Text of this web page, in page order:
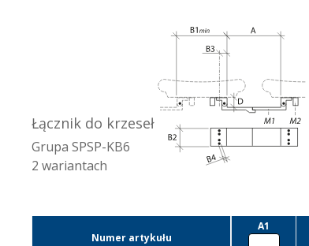
Łącznik do krzeseł
Grupa SPSP-KB6
2 wariantach
Numer artykułu
A1